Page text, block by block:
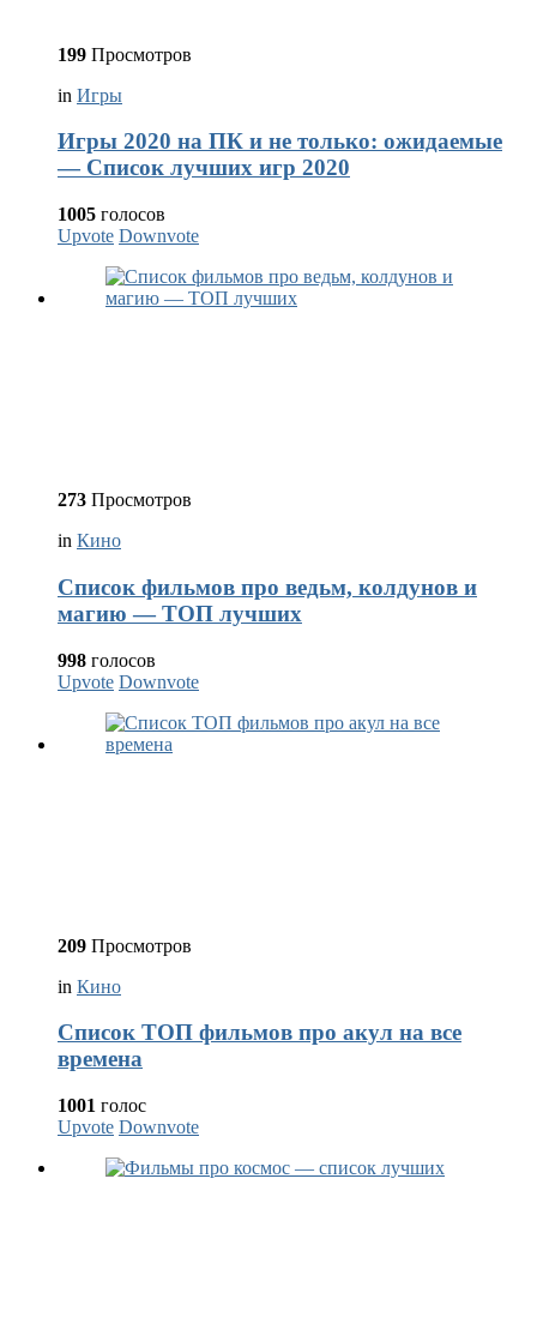
199 Просмотров
in Игры
Игры 2020 на ПК и не только: ожидаемые
— Список лучших игр 2020
1005 голосов
Upvote Downvote
273 Просмотров
in Кино
Список фильмов про ведьм, колдунов и
магию — ТОП лучших
998 голосов
Upvote Downvote
209 Просмотров
in Кино
Список ТОП фильмов про акул на все
времена
1001 голос
Upvote Downvote